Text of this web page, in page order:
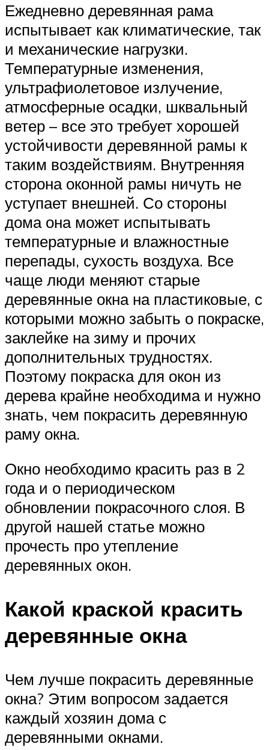
Ежедневно деревянная рама
испытывает как климатические, так
и механические нагрузки.
Температурные изменения,
ультрафиолетовое излучение,
атмосферные осадки, шквальный
ветер – все это требует хорошей
устойчивости деревянной рамы к
таким воздействиям. Внутренняя
сторона оконной рамы ничуть не
уступает внешней. Со стороны
дома она может испытывать
температурные и влажностные
перепады, сухость воздуха. Все
чаще люди меняют старые
деревянные окна на пластиковые, с
которыми можно забыть о покраске,
заклейке на зиму и прочих
дополнительных трудностях.
Поэтому покраска для окон из
дерева крайне необходима и нужно
знать, чем покрасить деревянную
раму окна.
Окно необходимо красить раз в 2
года и о периодическом
обновлении покрасочного слоя. В
другой нашей статье можно
прочесть про утепление
деревянных окон.
Какой краской красить
деревянные окна
Чем лучше покрасить деревянные
окна? Этим вопросом задается
каждый хозяин дома с
деревянными окнами.